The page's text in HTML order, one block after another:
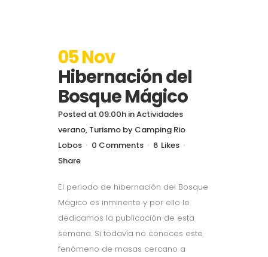
05 Nov
Hibernación del
Bosque Mágico
Posted at 09:00h inActividades
verano, Turismo by Camping Rio
Lobos
0 Comments 6 Likes
Share
El periodo de hibernación del Bosque
Mágico es inminente y por ello le
dedicamos la publicación de esta
semana. Si todavía no conoces este
fenómeno de masas cercano a